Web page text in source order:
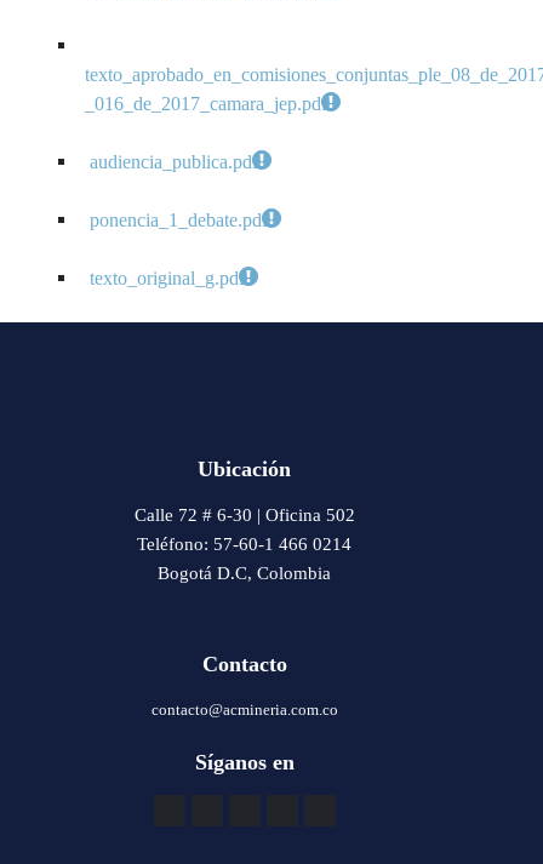
_016_de_2017_camara_jep.pdf
audiencia_publica.pdf
ponencia_1_debate.pdf
texto_original_g.pdf
Ubicación
Calle 72 # 6-30 | Oficina 502
Teléfono: 57-60-1 466 0214
Bogotá D.C, Colombia
Contacto
contacto@acmineria.com.co
Síganos en